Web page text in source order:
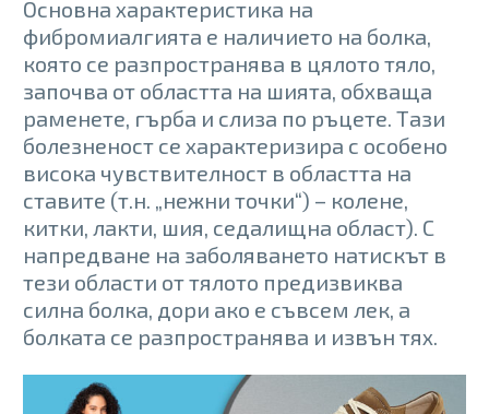
Основна характеристика на
фибромиалгията е наличието на болка,
която се разпространява в цялото тяло,
започва от областта на шията, обхваща
раменете, гърба и слиза по ръцете. Тази
болезненост се характеризира с особено
висока чувствителност в областта на
ставите (т.н. „нежни точки“) – колене,
китки, лакти, шия, седалищна област). С
напредване на заболяването натискът в
тези области от тялото предизвиква
силна болка, дори ако е съвсем лек, а
болката се разпространява и извън тях.